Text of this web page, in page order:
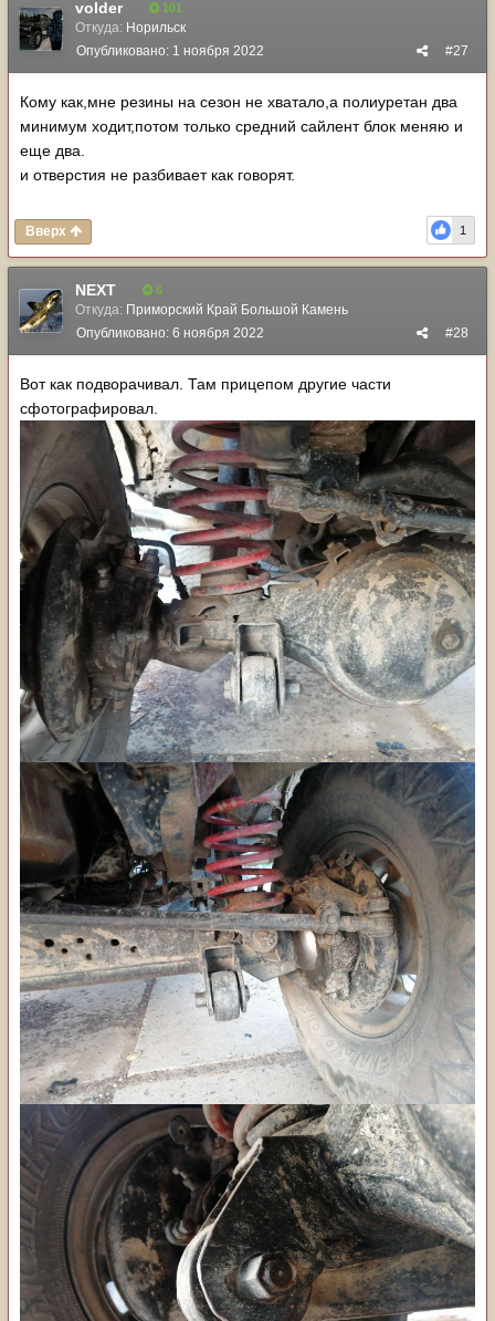
volder 101
Откуда: Норильск
#27
Опубликовано: 1 ноября 2022
Кому как,мне резины на сезон не хватало,а полиуретан два
минимум ходит,потом только средний сайлент блок меняю и
еще два.
и отверстия не разбивает как говорят.
1
Вверх
NЕХТ 6
Откуда: Приморский Край Большой Камень
#28
Опубликовано: 6 ноября 2022
Вот как подворачивал. Там прицепом другие части
сфотографировал.